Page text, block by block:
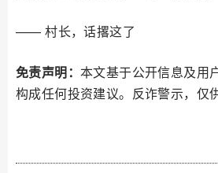
—— 村长，话撂这了
免责声明： 本文基于公开信息及用
构成任何投资建议。反诈警示，仅